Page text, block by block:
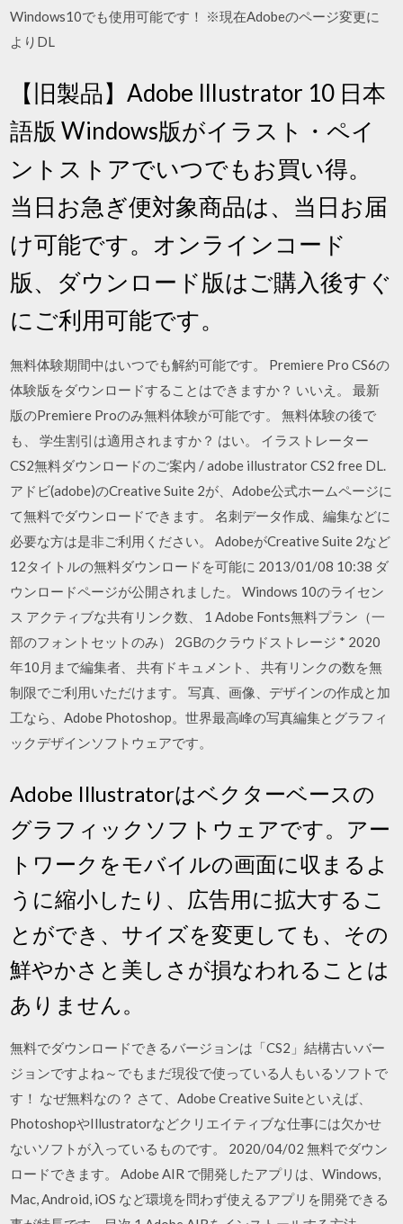
Windows10でも使用可能です！ ※現在Adobeのページ変更に
よりDL
【旧製品】Adobe Illustrator 10 日本
語版 Windows版がイラスト・ペイ
ントストアでいつでもお買い得。
当日お急ぎ便対象商品は、当日お届
け可能です。オンラインコード
版、ダウンロード版はご購入後すぐ
にご利用可能です。
無料体験期間中はいつでも解約可能です。 Premiere Pro CS6の
体験版をダウンロードすることはできますか？ いいえ。 最新
版のPremiere Proのみ無料体験が可能です。 無料体験の後で
も、 学生割引は適用されますか？ はい。 イラストレーター
CS2無料ダウンロードのご案内 / adobe illustrator CS2 free DL.
アドビ(adobe)のCreative Suite 2が、Adobe公式ホームページに
て無料でダウンロードできます。 名刺データ作成、編集などに
必要な方は是非ご利用ください。 AdobeがCreative Suite 2など
12タイトルの無料ダウンロードを可能に 2013/01/08 10:38 ダ
ウンロードページが公開されました。 Windows 10のライセン
ス アクティブな共有リンク数、 1 Adobe Fonts無料プラン（一
部のフォントセットのみ） 2GBのクラウドストレージ * 2020
年10月まで編集者、 共有ドキュメント、 共有リンクの数を無
制限でご利用いただけます。 写真、画像、デザインの作成と加
工なら、Adobe Photoshop。世界最高峰の写真編集とグラフィ
ックデザインソフトウェアです。
Adobe Illustratorはベクターベースの
グラフィックソフトウェアです。アー
トワークをモバイルの画面に収まるよ
うに縮小したり、広告用に拡大するこ
とができ、サイズを変更しても、その
鮮やかさと美しさが損なわれることは
ありません。
無料でダウンロードできるバージョンは「CS2」結構古いバー
ジョンですよね～でもまだ現役で使っている人もいるソフトで
す！ なぜ無料なの？ さて、Adobe Creative Suiteといえば、
PhotoshopやIllustratorなどクリエイティブな仕事には欠かせ
ないソフトが入っているものです。 2020/04/02 無料でダウン
ロードできます。 Adobe AIR で開発したアプリは、Windows,
Mac, Android, iOS など環境を問わず使えるアプリを開発できる